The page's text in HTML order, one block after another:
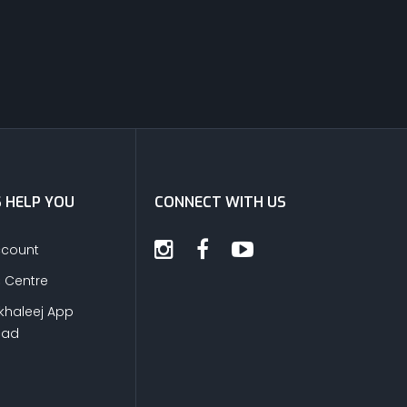
HELP YOU
Centre
App
CONNECT WITH US